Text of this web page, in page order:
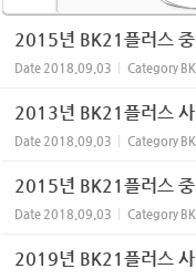
2015년 BK21플러스
Date 2018.09.03 Category
2013년 BK21플러스
Date 2018.09.03 Category
2015년 BK21플러스
Date 2018.09.03 Category
2019년 BK21플러스